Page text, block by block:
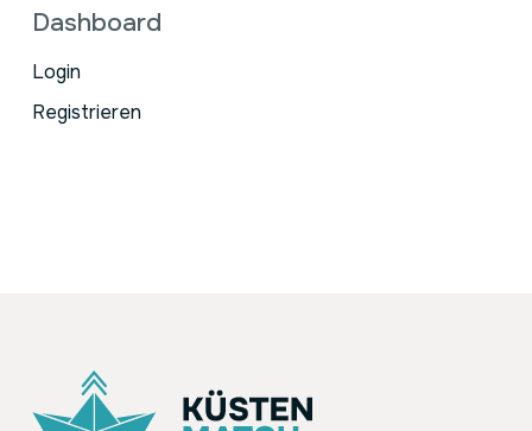
Dashboard
Login
Registrieren